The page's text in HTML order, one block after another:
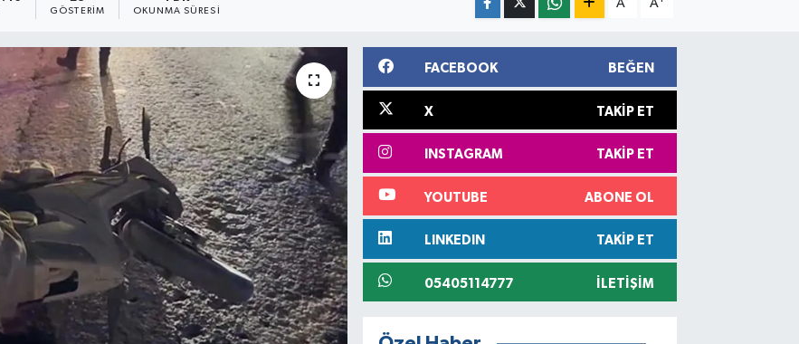
GÖSTERIM OKUNMA SÜRESI
A A
FACEBOOK BEĞEN
X TAKIP ET
INSTAGRAM TAKIP ET
YOUTUBE ABONE OL
LINKEDIN TAKIP ET
05405114777 İLETIŞIM